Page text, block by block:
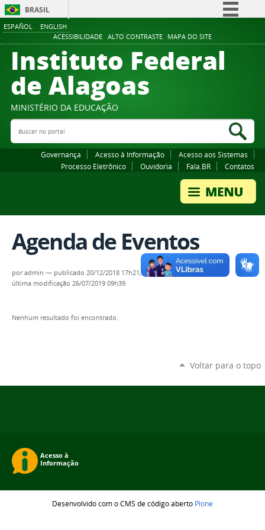
ESPAÑOL ENGLISH
ACESSIBILIDADE ALTO CONTRASTE MAPA DO SITE
BRASIL
Comunica BR
Participe
Canais
Instituto Federal
de Alagoas
MINISTÉRIO DA EDUCAÇÃO
Buscar no portal
Governança Acesso à Informação
Acesso aos Sistemas
Processo Eletrônico
Ouvidoria Fala.BR Contatos
Agenda de Eventos
poradmin — publicado 20/12/2018 17h21,
última modificação 26/07/2019 09h39
Nenhum resultado foi encontrado.
Voltar para o topo
Desenvolvido com o CMS de código aberto Plone